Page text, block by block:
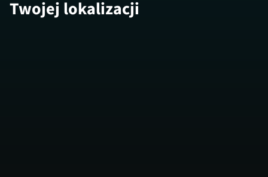
Twojej lokalizacji